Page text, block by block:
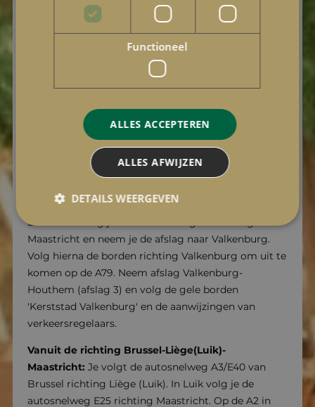
Maastricht en Heerlen van en naar Valkenburg. Ook
vanaf Kerkrade en Aken (Duitsland) is Valkenburg
per trein bereikbaar. Daarnaast zijn er diverse
buslijnen die Valkenburg a/d Geul aan doen. Zie voor
www.9292.nl
Navigeer naar het centrum van Valkenburg aan de
Geul en volg de gele borden 'Kerststad Valkenburg'.
Geen navigatie beschikbaar? Gebruik dan
onderstaande beschrijving:
Vanuit de richting Eindhoven:
Eindhoven volg je de autosnelweg A2 richting
Maastricht en neem je de afslag naar Valkenburg.
Volg hierna de borden richting Valkenburg om uit te
komen op de A79. Neem afslag Valkenburg-
Houthem (afslag 3) en volg de gele borden
'Kerststad Valkenburg' en de aanwijzingen van
verkeersregelaars.
Vanuit de richting Brussel-Liège(Luik)-
Maastricht: Je volgt de autosnelweg A3/E40 van
Brussel richting Liège (Luik). In Luik volg je de
autosnelweg E25 richting Maastricht. Op de A2 in
Functioneel
ALLES ACCEPTEREN
ALLES AFWIJZEN
DETAILS WEERGEVEN